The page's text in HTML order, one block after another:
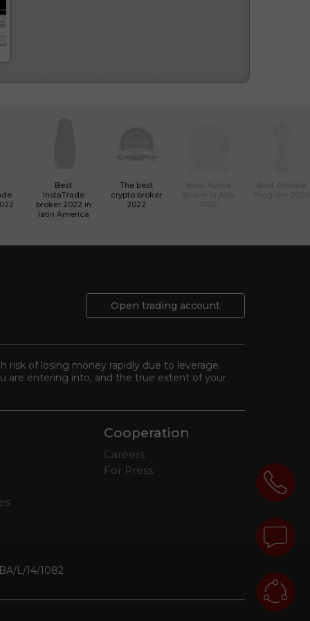
Best
InstaTrade
broker 2022 in
latin America
The best
crypto broker
2022
Open trading account
risk of losing money rapidly due to leverage.
are entering into, and the true extent of your
Cooperation
Careers
For Press
SIBA/L/14/1082